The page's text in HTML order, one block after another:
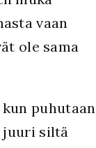
vaan
ole sama
puhutaan
juuri siltä